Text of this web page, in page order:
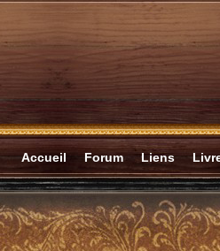
Accueil Forum Liens